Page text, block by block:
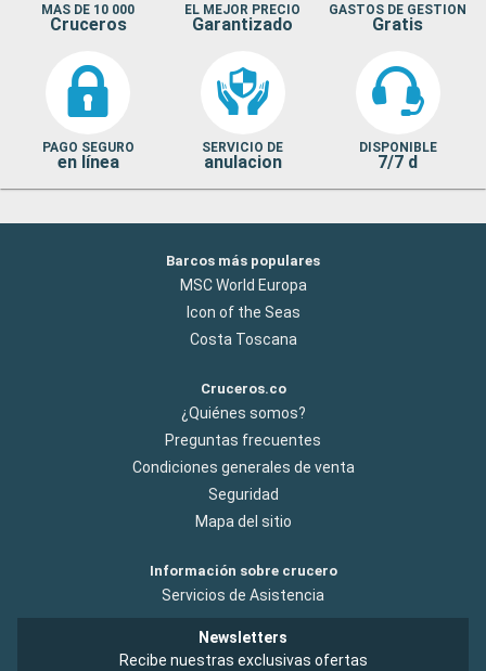
MAS DE 10 000
Cruceros
EL MEJOR PRECIO
Garantizado
GASTOS DE GESTION
Gratis
PAGO SEGURO
en línea
SERVICIO DE
anulacion
DISPONIBLE
7/7 d
Barcos más populares
MSC World Europa
Icon of the Seas
Costa Toscana
Cruceros.co
¿Quiénes somos?
Preguntas frecuentes
Condiciones generales de venta
Seguridad
Mapa del sitio
Información sobre crucero
Servicios de Asistencia
Newsletters
Recibe nuestras exclusivas ofertas